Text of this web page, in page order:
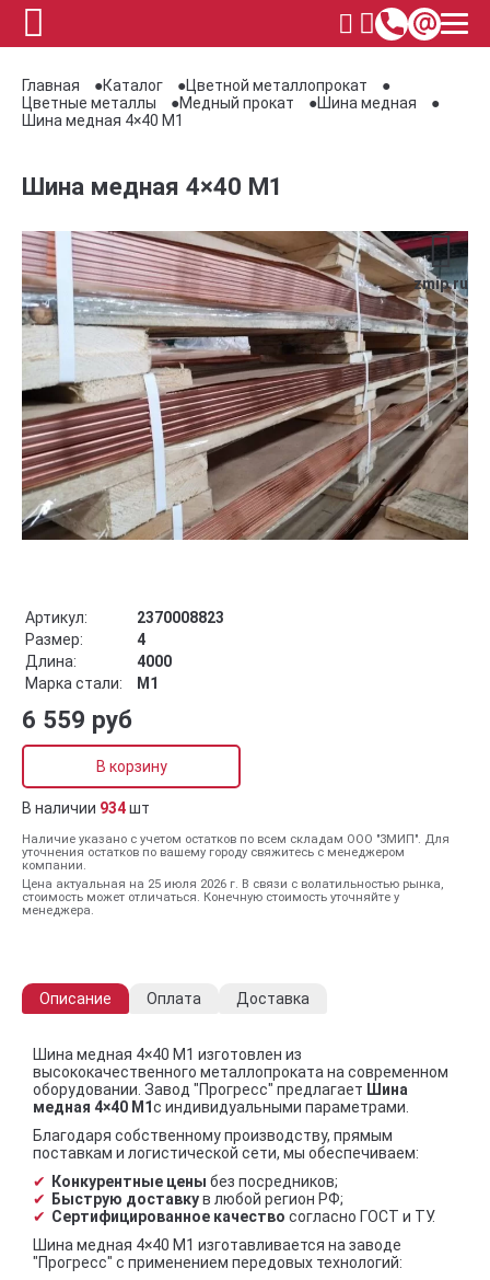
Главная Каталог
Цветной металлопрокат
Цветные металлы
Медный прокат
Шина медная
Шина медная 4×40 М1
Шина медная 4×40 М1
zmip.ru
Артикул:
2370008823
Размер:
4
Длина:
4000
Марка стали:
М1
6 559 руб
В корзину
В наличии 934шт
Наличие указано с учетом остатков по всем складам ООО "ЗМИП". Для
уточнения остатков по вашему городу свяжитесь с менеджером
компании.
Цена актуальная на 25 июля 2026 г. В связи с волатильностью рынка,
стоимость может отличаться. Конечную стоимость уточняйте у
менеджера.
Описание Оплата Доставка
Шина медная 4×40 М1 изготовлен из
высококачественного металлопроката на современном
оборудовании. Завод "Прогресс" предлагает Шина
медная 4×40 М1с индивидуальными параметрами.
Благодаря собственному производству, прямым
поставкам и логистической сети, мы обеспечиваем:
Конкурентные цены без посредников;
Быструю доставкув любой регион РФ;
Сертифицированное качество согласно ГОСТ и ТУ.
Шина медная 4×40 М1 изготавливается на заводе
"Прогресс" с применением передовых технологий: